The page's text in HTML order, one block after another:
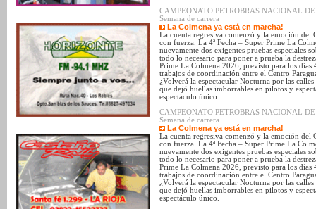
CAMPEONATO PETROBRAS NACIONAL
Semana de carrera
La Colmena ya está en marcha!
La cuenta regresiva comenzó y la emoción del
con fuerza. La 4ª Fecha – Super Prime La
nuevamente dos exigentes pruebas especiales
todo lo necesario para poner a prueba la
Prime La Colmena 2026, previsto para los
trabajos de coordinación entre el Centro
¿Volverá la espectacular Nocturna por las
que dejó huellas imborrables en pilotos y
espectáculo único.
CAMPEONATO PETROBRAS NACIONAL
Semana de carrera
La Colmena ya está en marcha!
La cuenta regresiva comenzó y la emoción del
con fuerza. La 4ª Fecha – Super Prime La
nuevamente dos exigentes pruebas especiales
todo lo necesario para poner a prueba la
Prime La Colmena 2026, previsto para los
trabajos de coordinación entre el Centro
¿Volverá la espectacular Nocturna por las
que dejó huellas imborrables en pilotos y
espectáculo único.